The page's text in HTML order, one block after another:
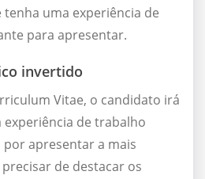
uma experiência de
para apresentar.
invertido
Vitae, o candidato irá
de trabalho
apresentar a mais
de destacar os